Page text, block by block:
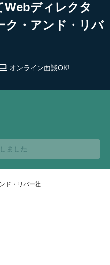
Webディレクタ
ク・アンド・リバ
オンライン面談OK!
ました
ド・リバー社